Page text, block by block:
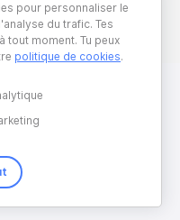
Developed by
pour personnaliser le
du trafic. Tes
tout moment. Tu peux
politique de cookies.